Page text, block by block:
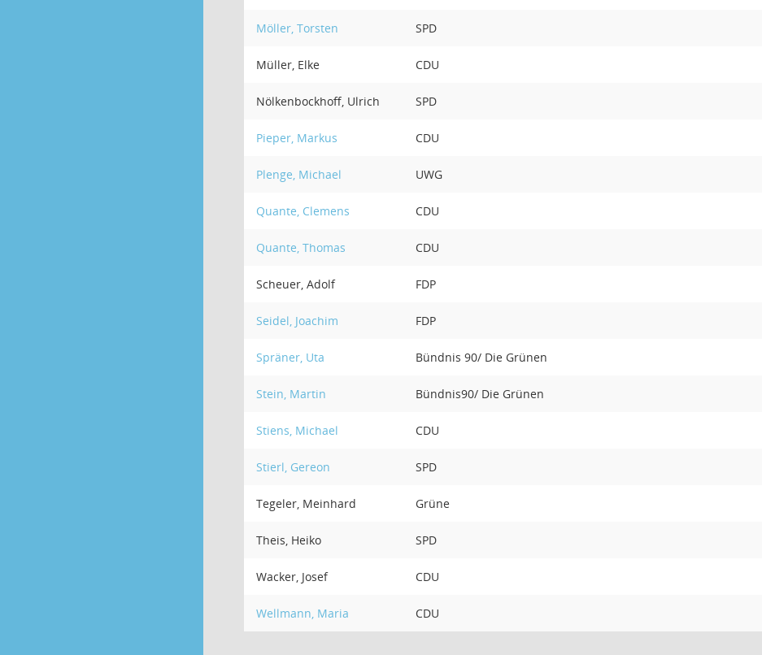
Möller, Torsten SPD
Müller, Elke CDU
Nölkenbockhoff, Ulrich SPD
Pieper, Markus CDU
Plenge, Michael UWG
Quante, Clemens CDU
Quante, Thomas CDU
Scheuer, Adolf FDP
Seidel, Joachim FDP
Spräner, Uta Bündnis 90/ Die Grünen
Stein, Martin Bündnis90/ Die Grünen
Stiens, Michael CDU
Stierl, Gereon SPD
Tegeler, Meinhard Grüne
Theis, Heiko SPD
Wacker, Josef CDU
Wellmann, Maria CDU